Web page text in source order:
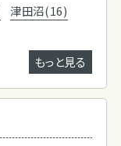
津田沼(16)
もっと見る